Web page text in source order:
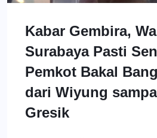
Kabar Gembira,
Surabaya Pasti
Pemkot Bakal
dari Wiyung
Gresik